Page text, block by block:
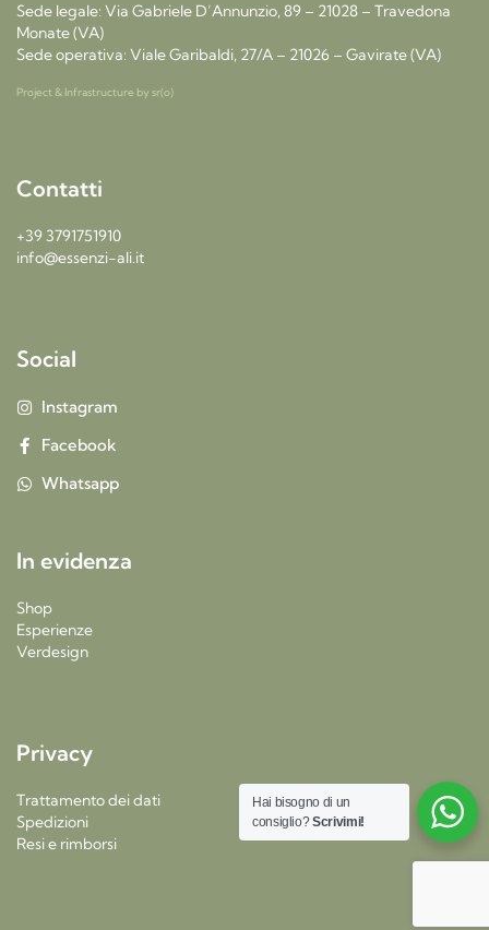
Sede legale: Via Gabriele D’Annunzio, 89 – 21028 – Travedona
Monate (VA)
Sede operativa: Viale Garibaldi, 27/A – 21026 – Gavirate (VA)
Project & Infrastructure by sr(o)
Contatti
+39 3791751910
info@essenzi-ali.it
Social
Instagram
Facebook
Whatsapp
In evidenza
Shop
Esperienze
Verdesign
Privacy
Trattamento dei dati
Spedizioni
Resi e rimborsi
Hai bisogno di un
consiglio?Scrivimi!